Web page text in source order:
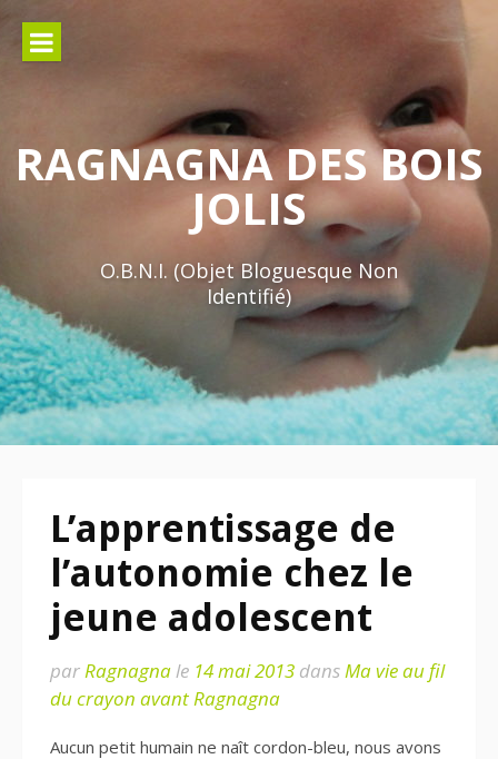
contenu
RAGNAGNA DES BOIS
JOLIS
O.B.N.I. (Objet Bloguesque Non
Identifié)
L’apprentissage de
l’autonomie chez le
jeune adolescent
parRagnagnale 14 mai 2013 dansMa vie au fil
du crayon avant Ragnagna
Aucun petit humain ne naît cordon-bleu, nous avons